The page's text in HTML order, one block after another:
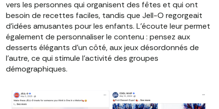
vers les personnes qui organisent des fêtes et qui ont
besoin de recettes faciles, tandis que Jell-O regorgeait
d'idées amusantes pour les enfants. L'écoute leur permet
également de personnaliser le contenu : pensez aux
desserts élégants d'un côté, aux jeux désordonnés de
l'autre, ce qui stimule l'activité des groupes
démographiques.